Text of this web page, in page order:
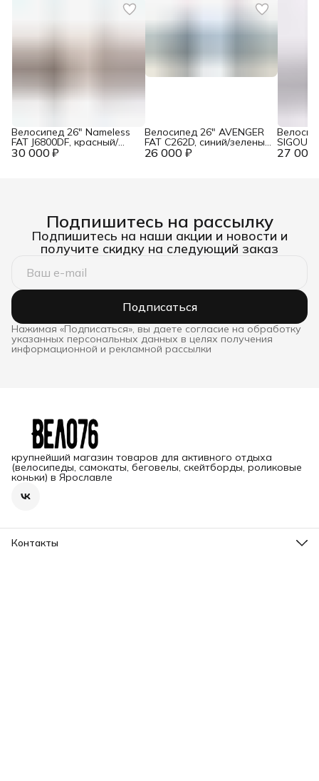
30 000 ₽
Велосипед 26" Nameless
FAT J6800DF, красный/
желтый, 18" 26 000 ₽
Велосипед 26" AVENGER
FAT C262D, синий/зеленый
неон, 17,5" 27 000
скор.,
Подпишитесь на рассылку
Подпишитесь на наши акции и новости и
получите скидку на следующий заказ
Подписаться
Нажимая «Подписаться», вы даете согласие на обработку
указанных персональных данных в целях получения
информационной и рекламной рассылки
крупнейший магазин товаров для активного отдыха
(велосипеды, самокаты, беговелы, скейтборды, роликовые
коньки) в Ярославле
Контакты